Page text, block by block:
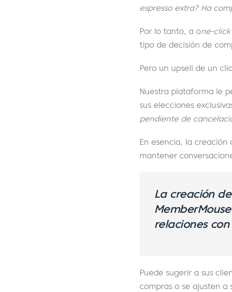
espresso extra? Ha
Por lo tanto, a one-click
tipo de decisión de
Pero un upsell de un clic
Nuestra plataforma le
sus elecciones
pendiente de
En esencia, la
mantener
La creación
relaciones
Puede sugerir a sus
compras o se ajusten